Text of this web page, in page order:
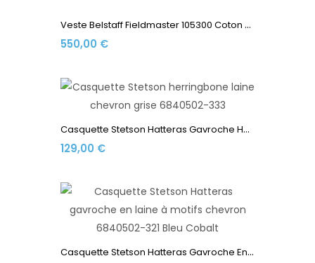
V
Este Belstaff Fieldmaster 105300 Coton Ciré 170 Gr Black
550,00 €
C
Asquette Stetson Hatteras Gavroche Herringbone Laine...
129,00 €
C
Asquette Stetson Hatteras Gavroche En Laine À Motifs...